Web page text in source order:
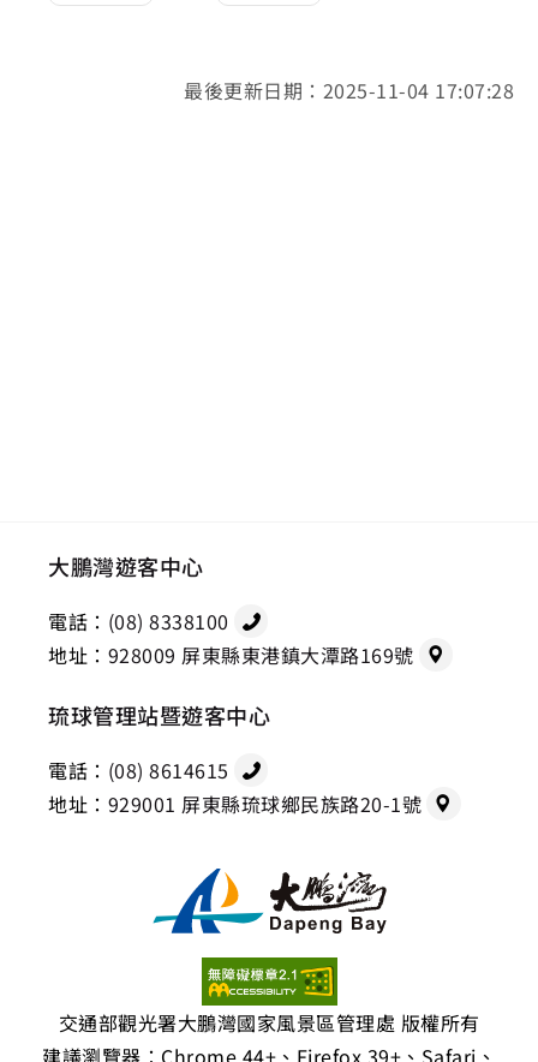
最後更新日期：2025-11-04 17:07:28
大鵬灣遊客中心
電話： (08) 8338100
地址： 928009 屏東縣東港鎮大潭路169號
琉球管理站暨遊客中心
電話： (08) 8614615
地址： 929001 屏東縣琉球鄉民族路20-1號
交通部觀光署大鵬灣國家風景區管理處 版權所有